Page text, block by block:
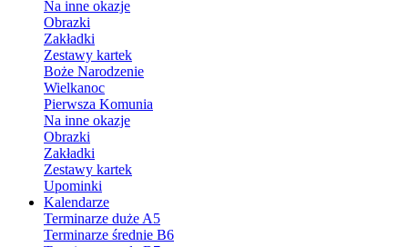
Na inne okazje
Obrazki
Zakładki
Zestawy kartek
Boże Narodzenie
Wielkanoc
Pierwsza Komunia
Na inne okazje
Obrazki
Zakładki
Zestawy kartek
Upominki
Kalendarze
Terminarze duże A5
Terminarze średnie B6